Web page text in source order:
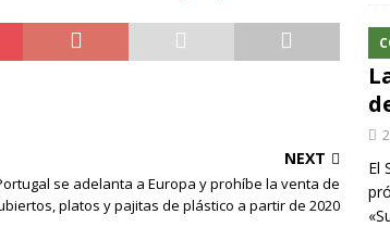
NEXT
se adelanta a Europa y prohíbe la venta de
platos y pajitas de plástico a partir de 2020
El